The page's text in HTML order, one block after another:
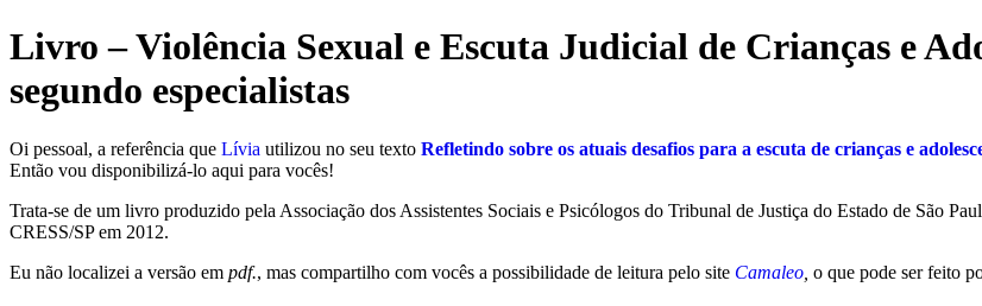
Ir
para
conteúdo
Livro – Violência Sexual e Escuta Judicial de Crianças e
segundo especialistas
Oi pessoal, a referência que Lívia utilizou no seu texto Refletindo sobre os atuais desafios para a escuta de crianças e
Então vou disponibilizá-lo aqui para vocês!
Trata-se de um livro produzido pela Associação dos Assistentes Sociais e Psicólogos do Tribunal de Justiça do Estado de São
CRESS/SP em 2012.
Eu não localizei a versão em pdf., mas compartilho com vocês a possibilidade de leitura pelo site Camaleo o que pode ser feito